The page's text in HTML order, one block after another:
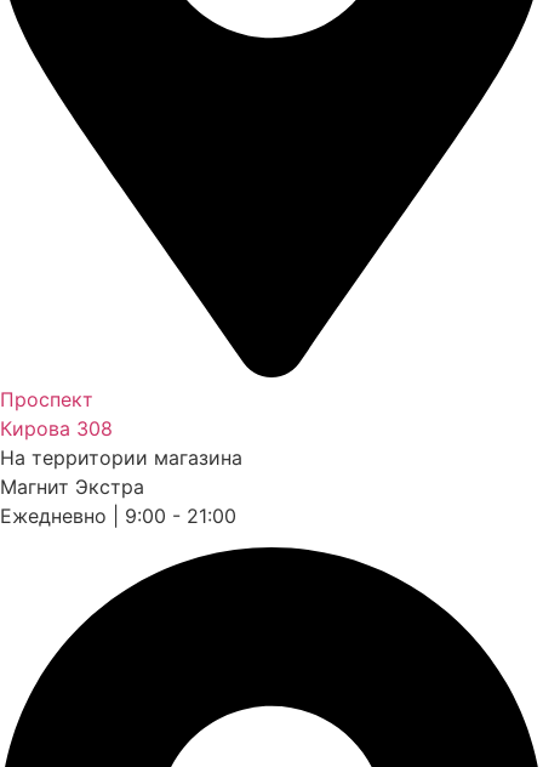
Проспект
Кирова 308
На территории магазина
Магнит Экстра
Ежедневно | 9:00 - 21:00